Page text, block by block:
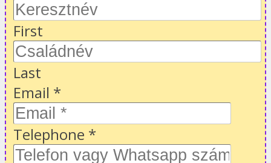
First
Last
Email *
Telephone *